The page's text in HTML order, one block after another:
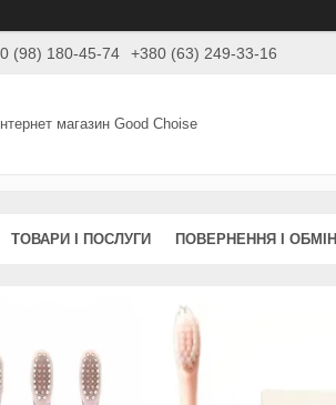
(98) 180-45-74 +380 (63) 249-33-16
Інтернет магазин Good Choise
ТОВАРИ І ПОСЛУГИ ПОВЕРНЕННЯ І ОБМІН